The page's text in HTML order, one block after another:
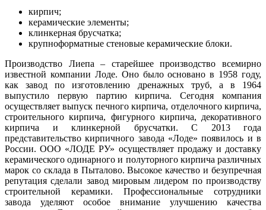
кирпич;
керамические элементы;
клинкерная брусчатка;
крупноформатные стеновые керамические блоки.
Производство Лиепа – старейшее производство всемирно
известной компании Лоде. Оно было основано в 1958 году,
как завод по изготовлению дренажных труб, а в 1964
выпустило первую партию кирпича. Сегодня компания
осуществляет выпуск печного кирпича, отделочного кирпича,
строительного кирпича, фигурного кирпича, декоративного
кирпича и клинкерной брусчатки. С 2013 года
представительство кирпичного завода «Лоде» появилось и в
России. ООО «ЛОДЕ РУ» осуществляет продажу и доставку
керамического одинарного и полуторного кирпича различных
марок со склада в Пыталово. Высокое качество и безупречная
репутация сделали завод мировым лидером по производству
строительной керамики. Профессиональные сотрудники
завода уделяют особое внимание улучшению качества